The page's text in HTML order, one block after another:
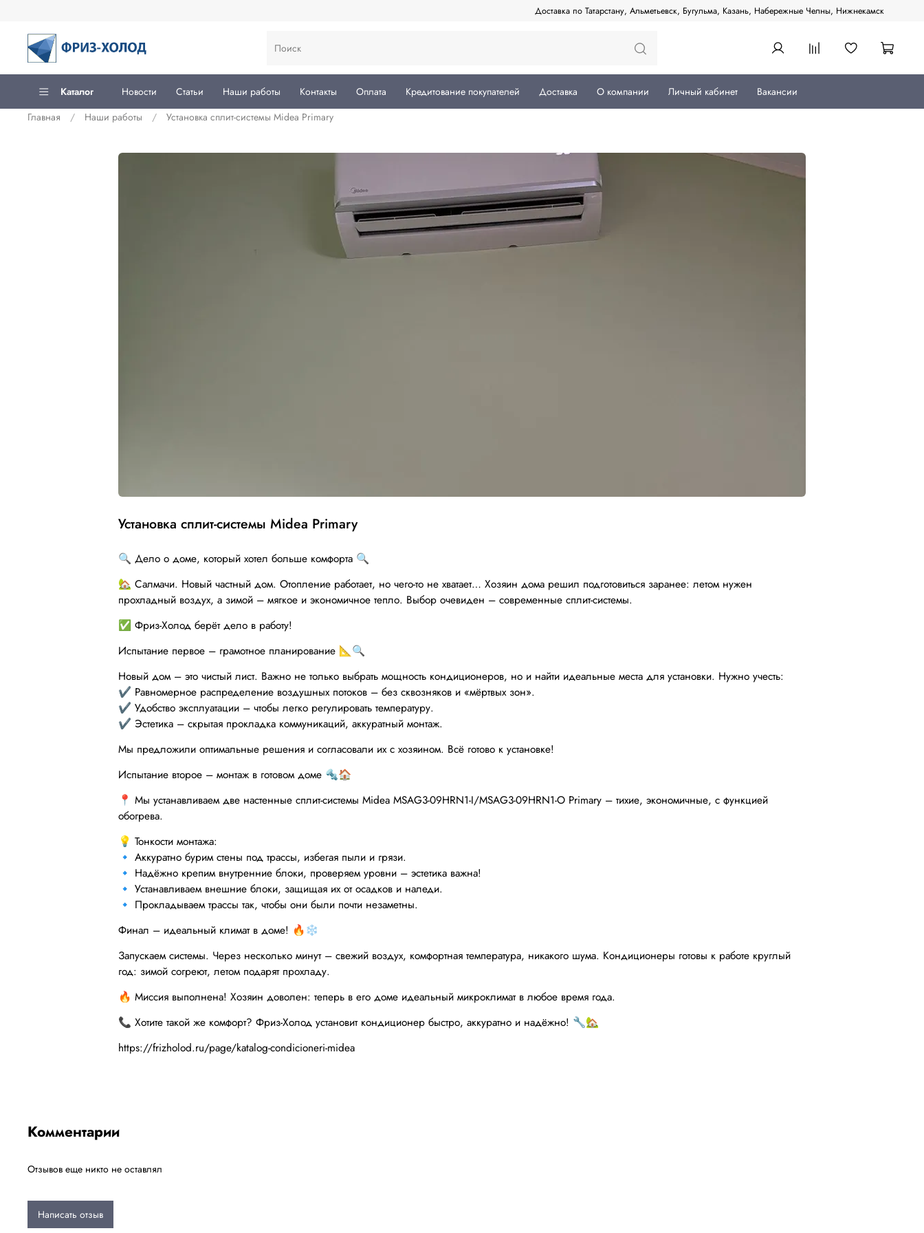
Доставка по Татарстану, Альметьевск, Бугульма, Казань, Набережные Челны, Нижнекамск
Каталог Новости Статьи Наши работы Контакты Оплата Кредитование покупателей Доставка О компании Личный кабинет
Вакансии
Главная
Наши работы Установка сплит-системы Midea Primary
Установка сплит-системы Midea Primary
🔍 Дело о доме, который хотел больше комфорта 🔍
🏡 Салмачи. Новый частный дом. Отопление работает, но чего-то не хватает… Хозяин дома решил подготовиться заранее: летом нужен
прохладный воздух, а зимой – мягкое и экономичное тепло. Выбор очевиден – современные сплит-системы.
✅ Фриз-Холод берёт дело в работу!
Испытание первое – грамотное планирование 📐🔍
Новый дом – это чистый лист. Важно не только выбрать мощность кондиционеров, но и найти идеальные места для установки. Нужно учесть:
✔️ Равномерное распределение воздушных потоков – без сквозняков и «мёртвых зон».
✔️ Удобство эксплуатации – чтобы легко регулировать температуру.
✔️ Эстетика – скрытая прокладка коммуникаций, аккуратный монтаж.
Мы предложили оптимальные решения и согласовали их с хозяином. Всё готово к установке!
Испытание второе – монтаж в готовом доме 🔩🏠
📍 Мы устанавливаем две настенные сплит-системы Midea MSAG3-09HRN1-I/MSAG3-09HRN1-O Primary – тихие, экономичные, с функцией
обогрева.
💡 Тонкости монтажа:
🔹 Аккуратно бурим стены под трассы, избегая пыли и грязи.
🔹 Надёжно крепим внутренние блоки, проверяем уровни – эстетика важна!
🔹 Устанавливаем внешние блоки, защищая их от осадков и наледи.
🔹 Прокладываем трассы так, чтобы они были почти незаметны.
Финал – идеальный климат в доме! 🔥❄️
Запускаем системы. Через несколько минут – свежий воздух, комфортная температура, никакого шума. Кондиционеры готовы к работе круглый
год: зимой согреют, летом подарят прохладу.
🔥 Миссия выполнена! Хозяин доволен: теперь в его доме идеальный микроклимат в любое время года.
📞 Хотите такой же комфорт? Фриз-Холод установит кондиционер быстро, аккуратно и надёжно! 🔧🏡
https://frizholod.ru/page/katalog-condicioneri-midea
Комментарии
Отзывов еще никто не оставлял
Написать отзыв